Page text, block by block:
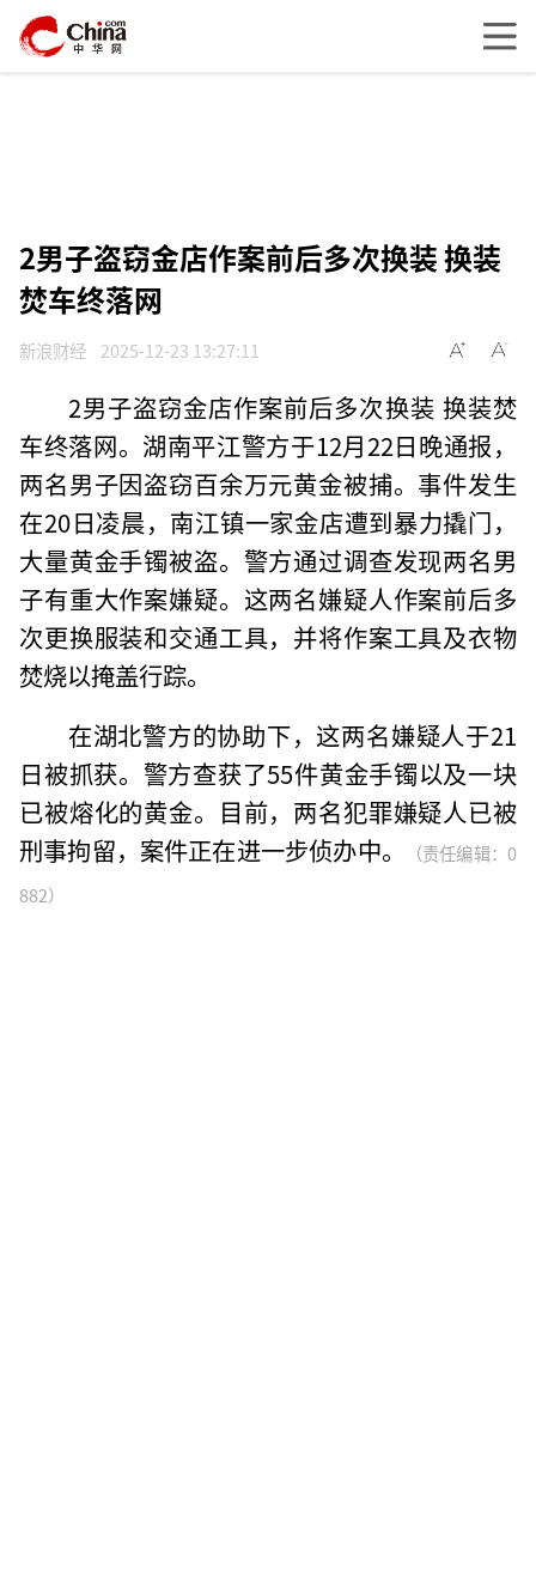
2男子盗窃金店作案前后多次换装 换装
焚车终落网
新浪财经 2025-12-23 13:27:11
2男子盗窃金店作案前后多次换装 换装焚
车终落网。湖南平江警方于12月22日晚通报，
两名男子因盗窃百余万元黄金被捕。事件发生
在20日凌晨，南江镇一家金店遭到暴力撬门，
大量黄金手镯被盗。警方通过调查发现两名男
子有重大作案嫌疑。这两名嫌疑人作案前后多
次更换服装和交通工具，并将作案工具及衣物
焚烧以掩盖行踪。
在湖北警方的协助下，这两名嫌疑人于21
日被抓获。警方查获了55件黄金手镯以及一块
已被熔化的黄金。目前，两名犯罪嫌疑人已被
刑事拘留，案件正在进一步侦办中。
（责任编辑：0
882）